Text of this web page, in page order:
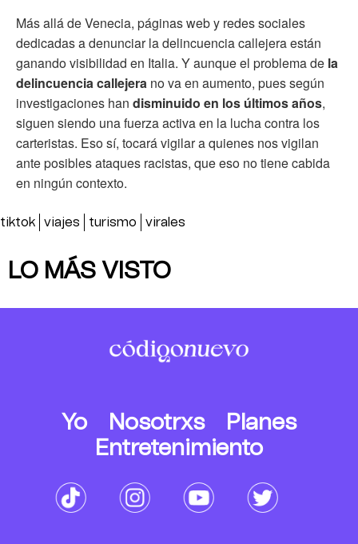
Más allá de Venecia, páginas web y redes sociales
dedicadas a denunciar la delincuencia callejera están
ganando visibilidad en Italia. Y aunque el problema de la
delincuencia callejera no va en aumento, pues según
investigaciones han disminuido en los últimos años,
siguen siendo una fuerza activa en la lucha contra los
carteristas. Eso sí, tocará vigilar a quienes nos vigilan
ante posibles ataques racistas, que eso no tiene cabida
en ningún contexto.
tiktok viajes turismo virales
LO MÁS VISTO
Yo Nosotrxs
Planes
Entretenimiento